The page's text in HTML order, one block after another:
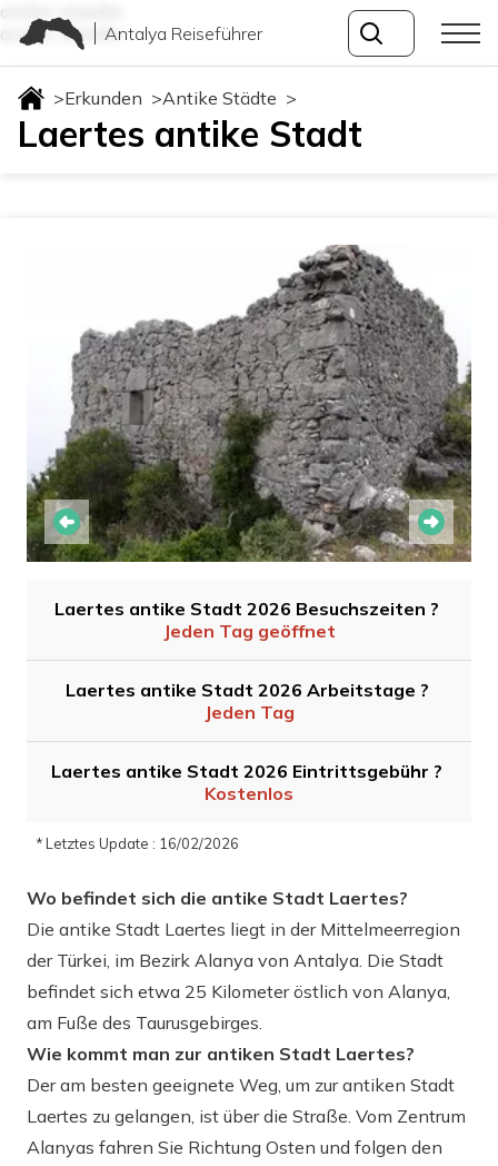
antike-staedte
antike-staedteAntalya Reiseführer
>Erkunden >Antike Städte >
Laertes antike Stadt
Laertes antike Stadt 2026 Besuchszeiten ?
Jeden Tag geöffnet
Laertes antike Stadt 2026 Arbeitstage ?
Jeden Tag
Laertes antike Stadt 2026 Eintrittsgebühr ?
Kostenlos
* Letztes Update : 16/02/2026
Wo befindet sich die antike Stadt Laertes?
Die antike Stadt Laertes liegt in der Mittelmeerregion
der Türkei, im Bezirk Alanya von Antalya. Die Stadt
befindet sich etwa 25 Kilometer östlich von Alanya,
am Fuße des Taurusgebirges.
Wie kommt man zur antiken Stadt Laertes?
Der am besten geeignete Weg, um zur antiken Stadt
Laertes zu gelangen, ist über die Straße. Vom Zentrum
Alanyas fahren Sie Richtung Osten und folgen den